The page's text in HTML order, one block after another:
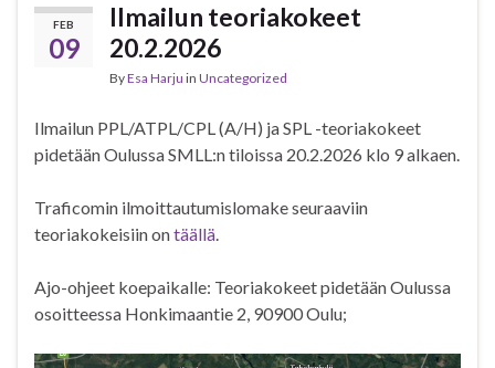
FEB
09
Ilmailun teoriakokeet
20.2.2026
ByEsa Harju in Uncategorized
Ilmailun PPL/ATPL/CPL (A/H) ja SPL -teoriakokeet
pidetään Oulussa SMLL:n tiloissa 20.2.2026 klo 9 alkaen.
Traficomin ilmoittautumislomake seuraaviin
teoriakokeisiin ontäällä.
Ajo-ohjeet koepaikalle: Teoriakokeet pidetään Oulussa
osoitteessa Honkimaantie 2, 90900 Oulu;